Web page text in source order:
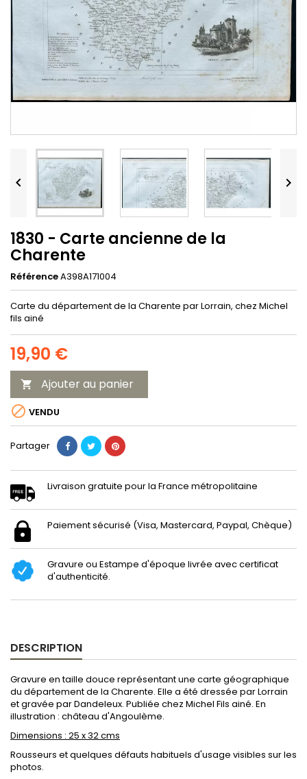
 
1830 - Carte ancienne de la
Charente
RéférenceA398A171004
Carte du département de la Charente par Lorrain, chez Michel
fils ainé
19,90 €
 Ajouter au panier
 VENDU
Partager
Livraison gratuite pour la France métropolitaine
Paiement sécurisé (Visa, Mastercard, Paypal, Chèque)
Gravure ou Estampe d'époque livrée avec certificat
d'authenticité.
DESCRIPTION
Gravure en taille douce représentant une carte géographique
du département de la Charente. Elle a été dressée par Lorrain
et gravée par Dandeleux. Publiée chez Michel Fils ainé. En
illustration : château d'Angoulème.
Dimensions : 25 x 32 cms
Rousseurs et quelques défauts habituels d'usage visibles sur les
photos.